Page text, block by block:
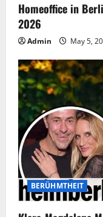
Homeoffice in
2026
Admin May 5,
BERÜHMTHEIT